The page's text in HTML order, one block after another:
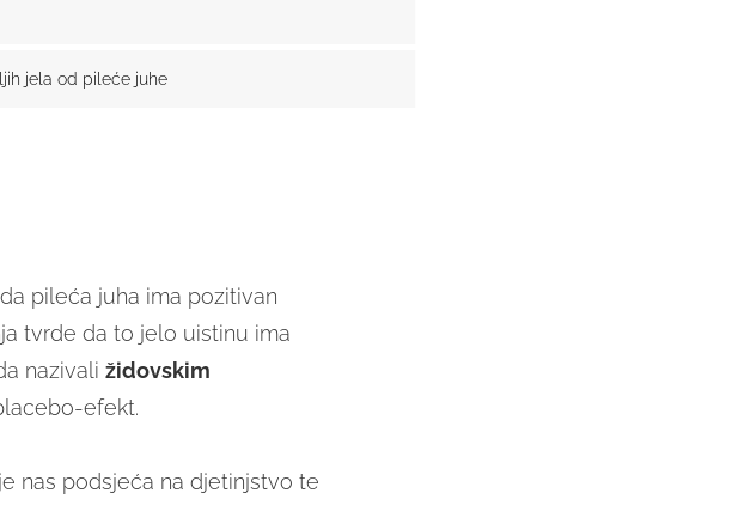
jela od pileće juhe
jela od pileće juhe
pileća juha ima pozitivan
tvrde da to jelo uistinu ima
nazivali židovskim
efekt.
nas podsjeća na djetinjstvo te